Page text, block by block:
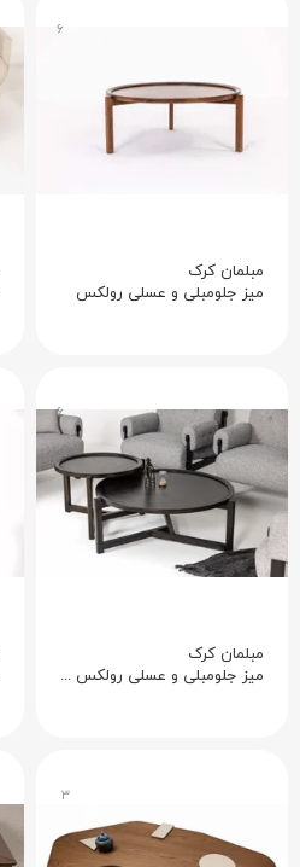
۶
مبلمان کرک
میز جلومبلی و عسلی رولکس
۶
مبلمان کرک
میز جلومبلی و عسلی رولکس پلاس
۳